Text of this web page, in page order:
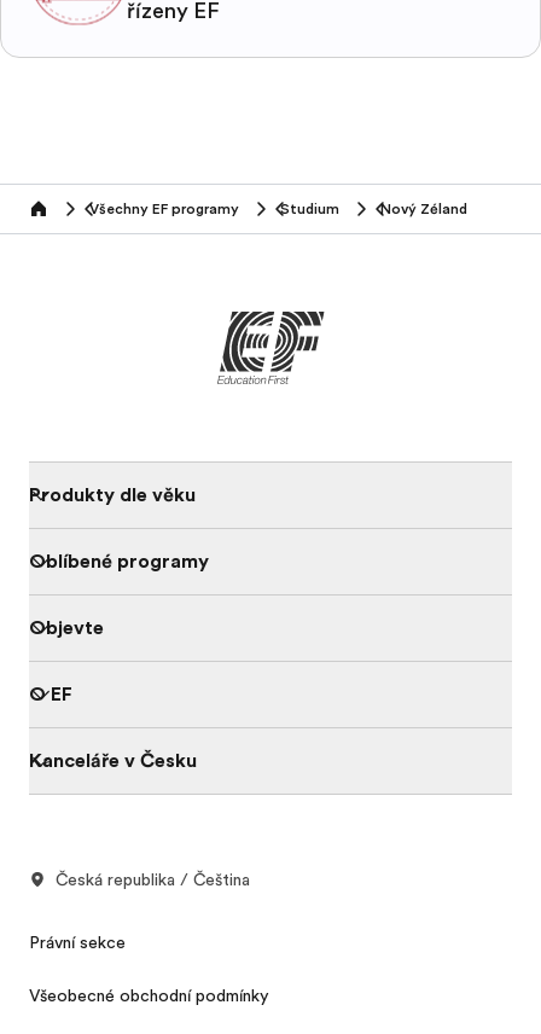
řízeny EF
home Všechny EF programy Studium Nový Zéland
Produkty dle věku
Oblíbené programy
Objevte
O EF
Kanceláře v Česku
Česká republika / Čeština
Právní sekce
Všeobecné obchodní podmínky